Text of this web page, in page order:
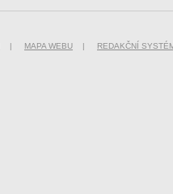
| MAPA WEBU | REDAKČNÍ